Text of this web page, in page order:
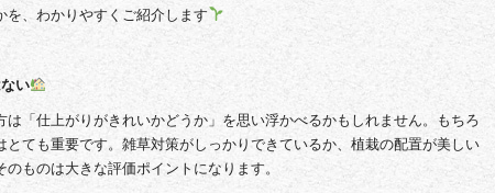
、わかりやすくご紹介します
い
「仕上がりがきれいかどうか」を思い浮かべるかもしれません。もちろ
とても重要です。雑草対策がしっかりできているか、植栽の配置が美しい
ものは大きな評価ポイントになります。